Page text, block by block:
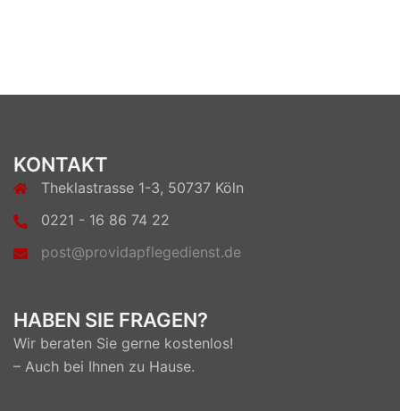
KONTAKT
Theklastrasse 1-3, 50737 Köln
0221 - 16 86 74 22
post@providapflegedienst.de
HABEN SIE FRAGEN?
Wir beraten Sie gerne kostenlos!
– Auch bei Ihnen zu Hause.